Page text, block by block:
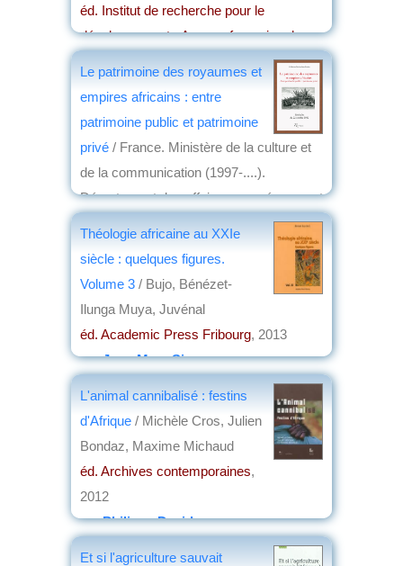
éd. Institut de recherche pour le
développement - Agence française de
Le patrimoine des royaumes et
empires africains : entre
patrimoine public et patrimoine
privé / France. Ministère de la culture et
de la communication (1997-....).
Département des affaires européennes et
Théologie africaine au XXIe
siècle : quelques figures.
Volume 3 / Bujo, Bénézet-
Ilunga Muya, Juvénal
éd. Academic Press Fribourg, 2013
parJean-Marc Simon
L'animal cannibalisé : festins
d'Afrique / Michèle Cros, Julien
Bondaz, Maxime Michaud
éd. Archives contemporaines,
2012
parPhilippe David
Et si l'agriculture sauvait